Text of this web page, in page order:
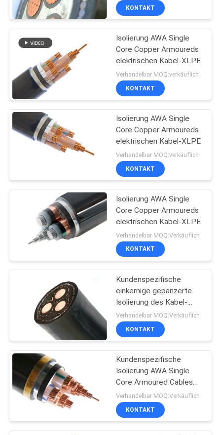
SITEMAP
DATENSCHUTZRICHTLINIE
niedriger Rauch null
Halogenkabel
140
Feuerbeständige
108
Bloßer Leiter
90
Antenne
zusammengerolltes
Kabel
KONTAKT
Isolierung AWA Single
Core Copper Armoureds
elektrischen Kabel-XLPE
Verhandelbar MOQ:verkäuflich
KONTAKT
Isolierung AWA Single
Core Copper Armoureds
elektrischen Kabel-XLPE
Verhandelbar MOQ:verkäuflich
KONTAKT
Isolierung AWA Single
Core Copper Armoureds
elektrischen Kabel-XLPE
Verhandelbar MOQ:Verkäuflich
KONTAKT
Kundenspezifische
einkernige gepanzerte
Isolierung des Kabel-
XLPE schwemmte
bloßes Kupfer an
Verhandelbar MOQ:Verkäuflich
KONTAKT
Kundenspezifische
Isolierung AWA Single
Core Armoured Cables
XLPE schwemmte
bloßes Kupfer an
Verhandelbar MOQ:Verkäuflich
KONTAKT